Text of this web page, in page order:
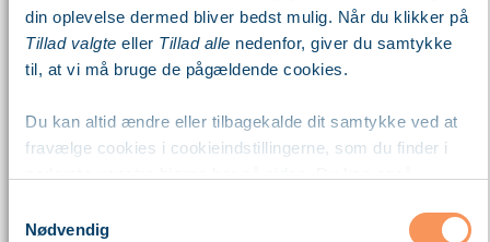
din oplevelse dermed bliver bedst mulig. Når du klikker på
Tillad valgte eller Tillad alle nedenfor, giver du samtykke
til, at vi må bruge de pågældende cookies.
Du kan altid ændre eller tilbagekalde dit samtykke ved at
fravælge cookies i cookieindstillingerne, som du finder i
Nødvendig
Kalender
Viden